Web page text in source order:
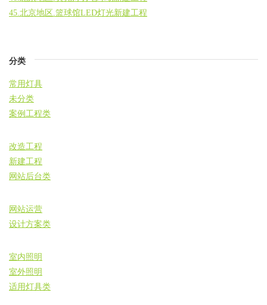
45.北京地区.篮球馆LED灯光新建工程
分类
常用灯具
未分类
案例工程类
改造工程
新建工程
网站后台类
网站运营
设计方案类
室内照明
室外照明
适用灯具类